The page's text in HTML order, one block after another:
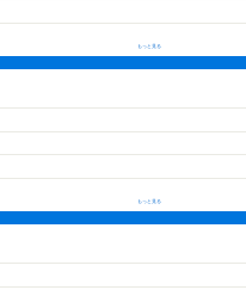
もっと見る
もっと見る